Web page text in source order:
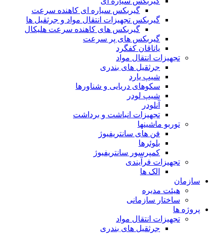
گيربكس سياره ای كاهنده سرعت
گيربكس تجهيزات انتقال مواد و جرثقيل ها
گيربكس های كاهنده سرعت هليكال
گيربكس های پر سرعت
ياتاقان كفگرد
تجهیزات انتقال مواد
جرثقیل های بندری
شیپ یارد
سکوهای دریایی و شناورها
شیپ لودر
آنلودر
تجهیزات انباشت و برداشت
توربو ماشینها
فن های سانتریفیوژ
بلوئرها
کمپرسور سانتریفیوژ
تجهیزات فرآیندی
الک ها
سازمان
هيئت مديره
ساختار سازمانی
پروژه ها
تجهيزات انتقال مواد
جرثقيل های بندری